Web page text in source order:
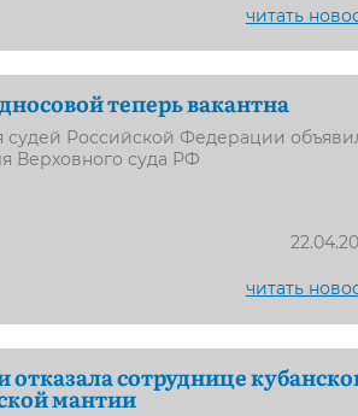
читать
теперь вакантна
Российской Федерации
Верховного суда РФ
читать
сотруднице
мантии